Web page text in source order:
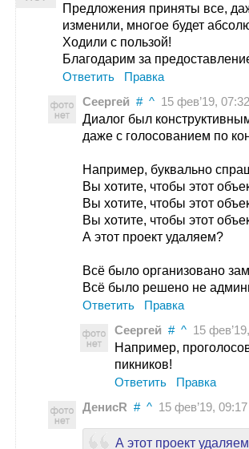
Предложения приняты все,
изменили, многое будет
Ходили с пользой!
Благодарим за
Ответить
Правка
Сеергей # ^ 15 фев’19, 07:32
Диалог был
даже с голосованием по
Например, буквально
Вы хотите, чтобы этот
Вы хотите, чтобы этот
Вы хотите, чтобы этот
А этот проект удаляем?
Всё было организовано
Всё было решено не
Ответить
Правка
Сеергей # ^ 15
Например,
пикников!
Ответить
Правка
ДенисR # ^ 15 фев’19, 09:17
А этот проект